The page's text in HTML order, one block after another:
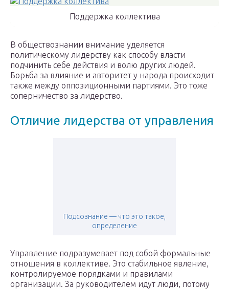
Поддержка коллектива
В обществознании внимание уделяется
политическому лидерству как способу власти
подчинить себе действия и волю других людей.
Борьба за влияние и авторитет у народа происходит
также между оппозиционными партиями. Это тоже
соперничество за лидерство.
Отличие лидерства от управления
Подсознание — что это такое,
определение
Управление подразумевает под собой формальные
отношения в коллективе. Это стабильное явление,
контролируемое порядками и правилами
организации. За руководителем идут люди, потому